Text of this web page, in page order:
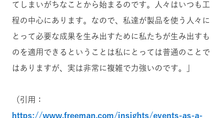
てしまいがちなことから始まるのです。人々はいつも工
程の中心にあります。なので、私達が製品を使う人々に
とって必要な成果を生み出すために私たちが生み出すも
のを適用できるということは私にとっては普通のことで
はありますが、実は非常に複雑で力強いのです。」
（引用：
https://www.freeman.com/insights/events-as-a-